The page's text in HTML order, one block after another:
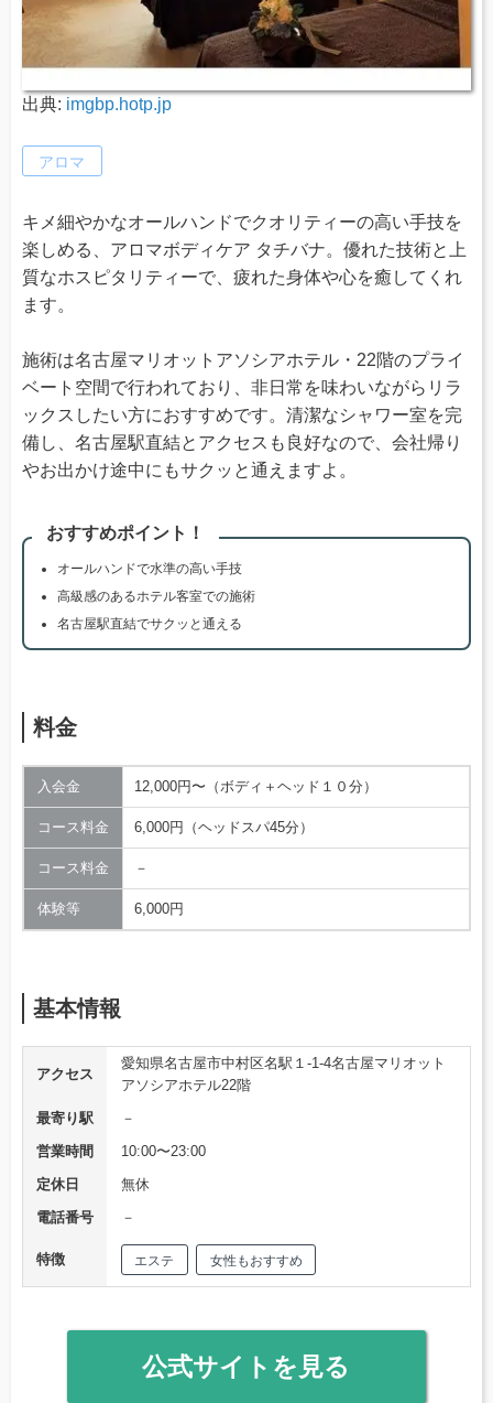
出典: imgbp.hotp.jp
アロマ
キメ細やかなオールハンドでクオリティーの高い手技を
楽しめる、アロマボディケア タチバナ。優れた技術と上
質なホスピタリティーで、疲れた身体や心を癒してくれ
ます。
施術は名古屋マリオットアソシアホテル・22階のプライ
ベート空間で行われており、非日常を味わいながらリラ
ックスしたい方におすすめです。清潔なシャワー室を完
備し、名古屋駅直結とアクセスも良好なので、会社帰り
やお出かけ途中にもサクッと通えますよ。
おすすめポイント！
オールハンドで水準の高い手技
高級感のあるホテル客室での施術
名古屋駅直結でサクッと通える
料金
入会金 12,000円〜（ボディ＋ヘッド１０分）
コース料金 6,000円（ヘッドスパ45分）
コース料金 －
体験等 6,000円
基本情報
アクセス
愛知県名古屋市中村区名駅１-1-4名古屋マリオット
アソシアホテル22階
最寄り駅
－
営業時間
10:00〜23:00
定休日
無休
電話番号
－
特徴 エステ 女性もおすすめ
公式サイトを見る